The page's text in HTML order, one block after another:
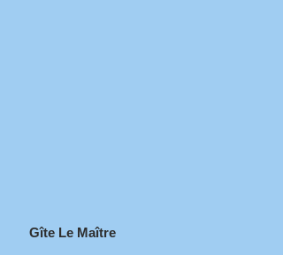
Gîte Le Maître